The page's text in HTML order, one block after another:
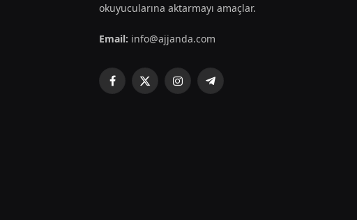
okuyucularına aktarmayı amaçlar.
Email: info@ajjanda.com
Facebook
X
InstagramTelegram